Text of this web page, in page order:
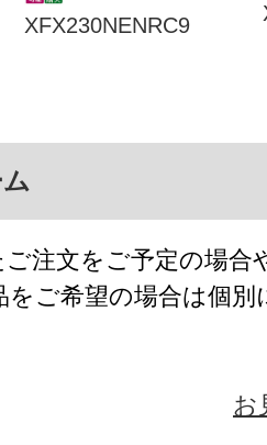
XFX230NENRC9
注文をご予定の場合
ご希望の場合は個別
お